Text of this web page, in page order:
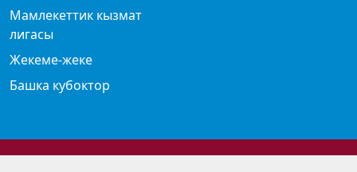
Мамлекеттик кызмат
лигасы
Жекеме-жеке
Башка кубоктор